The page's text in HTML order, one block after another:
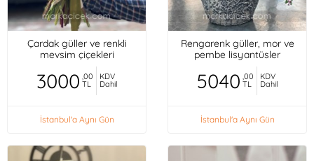
Çardak güller ve renkli
mevsim çiçekleri
3000 ,00
TL
KDV
Dahil
İstanbul'a Aynı Gün
Rengarenk güller, mor ve
pembe lisyantüsler
5040 ,00
TL
KDV
Dahil
İstanbul'a Aynı Gün